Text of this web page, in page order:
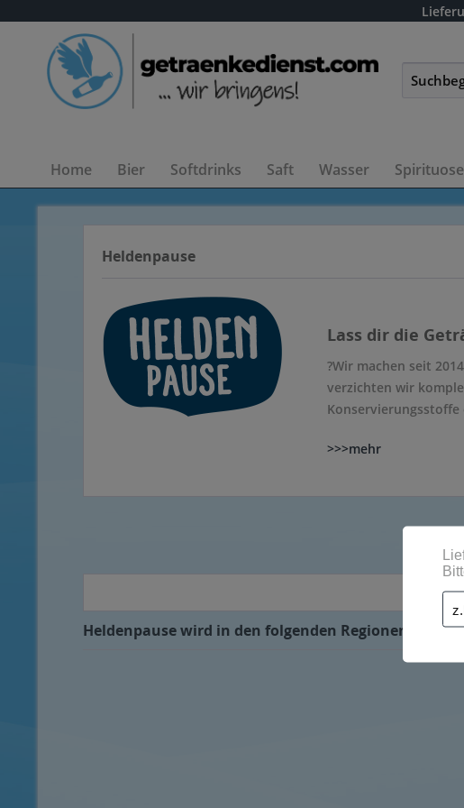
Home Bier Softdrinks Saft Wasser
Heldenpause
Lass dir die
?Wir machen seit
verzichten wir
>>>mehr
Heldenpause wird in den folgenden Regionen,